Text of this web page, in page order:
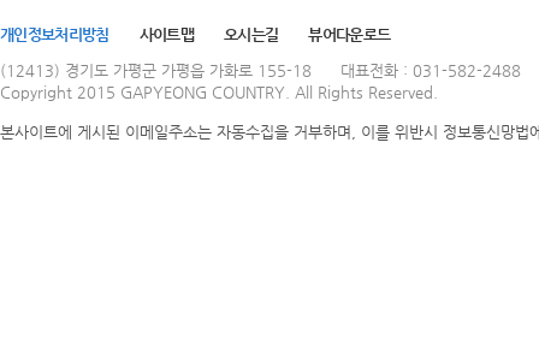
개인정보처리방침 사이트맵 오시는길
뷰어다운로드
(12413) 경기도 가평군 가평읍 가화로 155-18
대표전화 : 031-582-2488
Copyright 2015 GAPYEONG COUNTRY. All Rights Reserved.
본사이트에 게시된 이메일주소는 자동수집을 거부하며, 이를 위반시 정보통신망법